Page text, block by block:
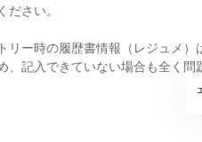
ださい。
リー時の履歴書情報（レジュメ）
、記入できていない場合も全く問